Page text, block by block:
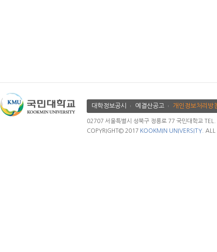
대학정보공시 예결산공고 개인정보처리방
02707 서울특별시 성북구 정릉로 77 국민대학교
COPYRIGHT© 2017 KOOKMIN UNIVERSITY. ALL